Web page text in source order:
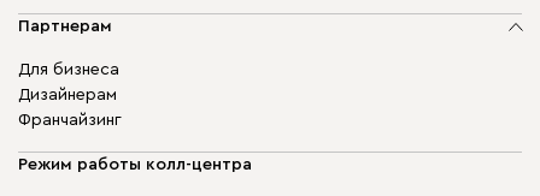
Партнерам
Для бизнеса
Дизайнерам
Франчайзинг
Режим работы колл-центра